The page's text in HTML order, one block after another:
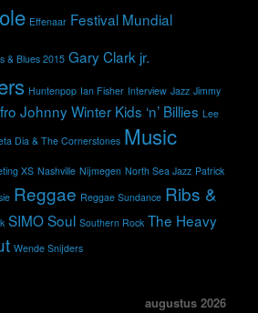
Effenaar Festival Mundial
& Blues 2015 Gary Clark jr.
Huntenpop Ian Fisher Interview Jazz Jimmy
Johnny Winter Kids ‘n’ Billies Lee
Dia & The Cornerstones Music
XS Nashville Nijmegen North Sea Jazz Patrick
Reggae Reggae Sundance Ribs &
SIMOSoul Southern Rock The Heavy
Wende Snijders
augustus 2026